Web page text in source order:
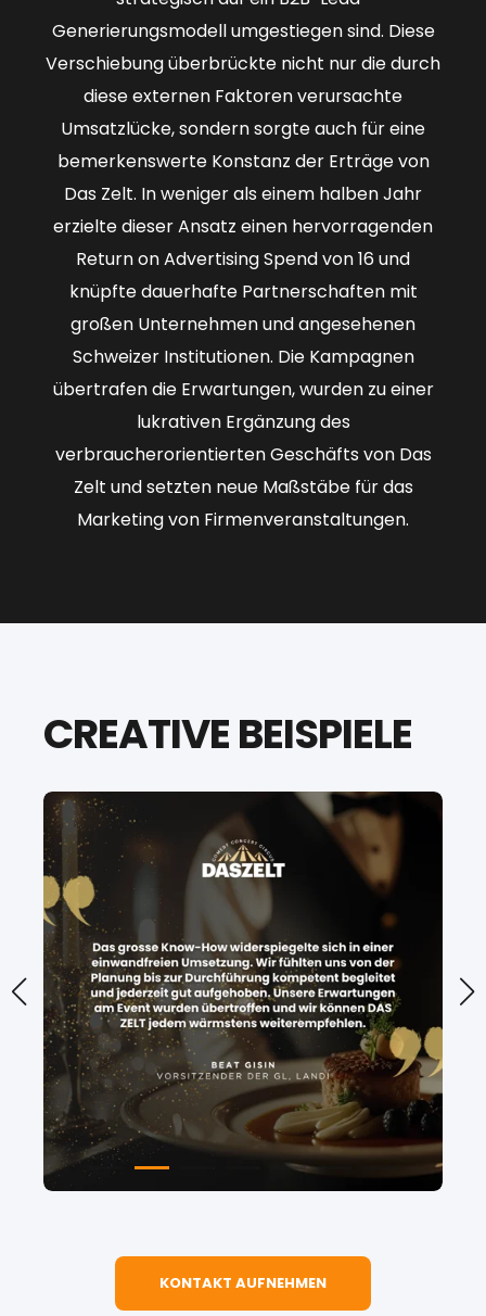
Generierungsmodell umgestiegen sind. Diese
Verschiebung überbrückte nicht nur die durch
diese externen Faktoren verursachte
Umsatzlücke, sondern sorgte auch für eine
bemerkenswerte Konstanz der Erträge von
Das Zelt. In weniger als einem halben Jahr
erzielte dieser Ansatz einen hervorragenden
Return on Advertising Spend von 16 und
knüpfte dauerhafte Partnerschaften mit
großen Unternehmen und angesehenen
Schweizer Institutionen. Die Kampagnen
übertrafen die Erwartungen, wurden zu einer
lukrativen Ergänzung des
verbraucherorientierten Geschäfts von Das
Zelt und setzten neue Maßstäbe für das
Marketing von Firmenveranstaltungen.
CREATIVE BEISPIELE
KONTAKT AUFNEHMEN